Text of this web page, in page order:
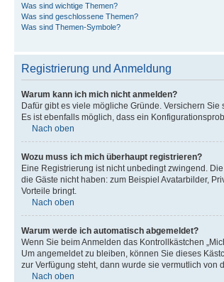
Was sind wichtige Themen?
Was sind geschlossene Themen?
Was sind Themen-Symbole?
Registrierung und Anmeldung
Warum kann ich mich nicht anmelden?
Dafür gibt es viele mögliche Gründe. Versichern
Es ist ebenfalls möglich, dass ein
Nach oben
Wozu muss ich mich überhaupt registrieren?
Eine Registrierung ist nicht unbedingt zwingend.
die Gäste nicht haben: zum Beispiel Avatarbilder,
Vorteile bringt.
Nach oben
Warum werde ich automatisch abgemeldet?
Wenn Sie beim Anmelden das Kontrollkästchen
Um angemeldet zu bleiben, können Sie dieses
zur Verfügung steht, dann wurde sie vermutlich von
Nach oben